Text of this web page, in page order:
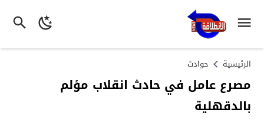
الرئيسية حوادث
مصرع عامل في حادث انقلاب مؤلم
بالدقهلية